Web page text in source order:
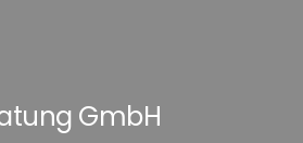
GmbH